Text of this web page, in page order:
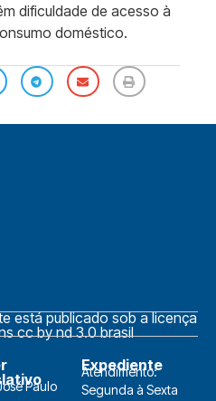
dificuldade de acesso à
doméstico.
está publicado sob a licença
cc by nd 3.0 brasil
Paulo
Expediente
Atendimento:
Segunda à Sexta